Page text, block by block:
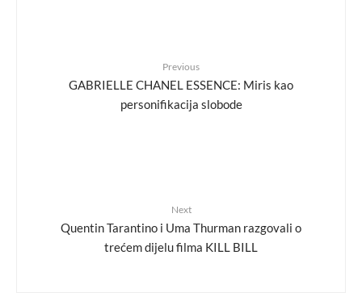
Previous
GABRIELLE CHANEL ESSENCE: Miris kao
personifikacija slobode
Next
Quentin Tarantino i Uma Thurman razgovali o
trećem dijelu filma KILL BILL